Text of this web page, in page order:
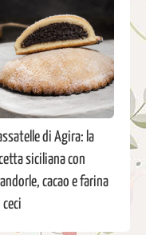
di Agira: la
siciliana con
cacao e farina